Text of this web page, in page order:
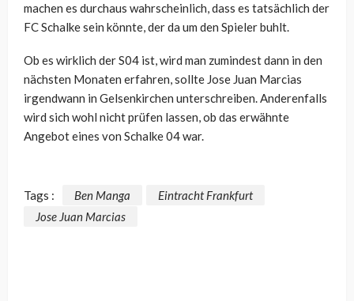
machen es durchaus wahrscheinlich, dass es tatsächlich der
FC Schalke sein könnte, der da um den Spieler buhlt.
Ob es wirklich der S04 ist, wird man zumindest dann in den
nächsten Monaten erfahren, sollte Jose Juan Marcias
irgendwann in Gelsenkirchen unterschreiben. Anderenfalls
wird sich wohl nicht prüfen lassen, ob das erwähnte
Angebot eines von Schalke 04 war.
Tags : Ben Manga
Eintracht Frankfurt
Jose Juan Marcias